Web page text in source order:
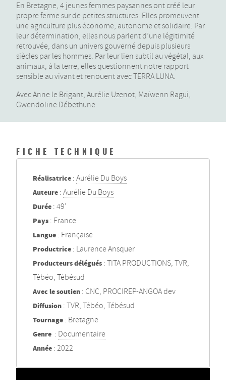
En Bretagne, 4 jeunes femmes paysannes ont créé leur
propre ferme sur de petites structures. Elles promeuvent
une agriculture plus économe, autonome et solidaire. Par
leur détermination, elles nous parlent d’une légitimité
retrouvée, dans un univers gouverné depuis plusieurs
siècles par les hommes. Par leur lien subtil au végétal, aux
animaux, à la terre, elles questionnent notre rapport
sensible au vivant et renouent avec TERRA LUNA.
Avec Anne le Brigant, Aurélie Uzenot, Maïwenn Ragui,
Gwendoline Débethune
FICHE TECHNIQUE
Réalisatrice : Aurélie Du Boys
Auteure : Aurélie Du Boys
Durée : 49’
Pays : France
Langue : Française
Productrice : Laurence Ansquer
Producteurs délégués : TITA PRODUCTIONS, TVR,
Tébéo, Tébésud
Avec le soutien : CNC, PROCIREP-ANGOA dev
Diffusion : TVR, Tébéo, Tébésud
Tournage : Bretagne
Genre : Documentaire
Année : 2022